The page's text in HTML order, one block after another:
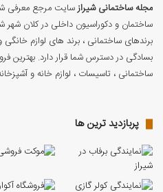
مجله ساختمانی شیرازسایت مرجع معرفی
ساختمان و دکوراسیون داخلی در کلان شهر
برندهای ساختمانی ، برند های لوازم خانگی
بسادگی در دسترس شما قرار دارد. بهترین
ساختمانی ، تاسیسات ، لوازم خانه و
پربازدید ترین ها